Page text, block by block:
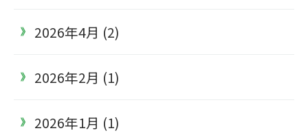
2026年4月 (2)
2026年2月 (1)
2026年1月 (1)